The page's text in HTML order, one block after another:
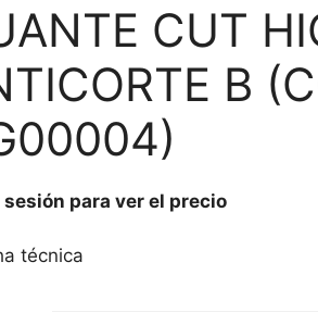
CUT
B
para ver el precio
técnica